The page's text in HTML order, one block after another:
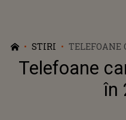
STIRI TELEFOANE
Telefoane
în